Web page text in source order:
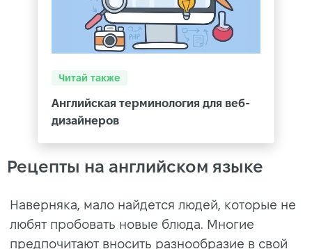
Читай также
Английская терминология для веб-
дизайнеров
Рецепты на английском языке
Наверняка, мало найдется людей, которые не
любят пробовать новые блюда. Многие
предпочитают вносить разнообразие в свой